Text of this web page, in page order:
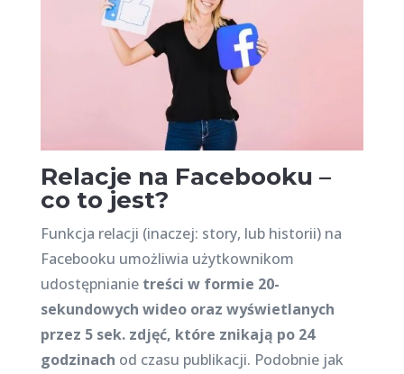
Relacje na Facebooku –
co to jest?
Funkcja relacji (inaczej: story, lub historii) na
Facebooku umożliwia użytkownikom
udostępnianie treści w formie 20-
sekundowych wideo oraz wyświetlanych
przez 5 sek. zdjęć, które znikają po 24
godzinach od czasu publikacji. Podobnie jak